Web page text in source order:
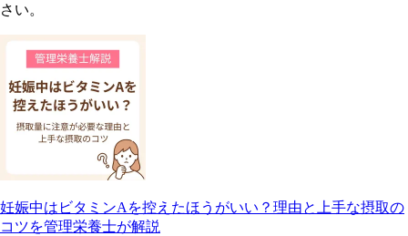
さい。
妊娠中はビタミンAを控えたほうがいい？理由と上手な摂取の
コツを管理栄養士が解説